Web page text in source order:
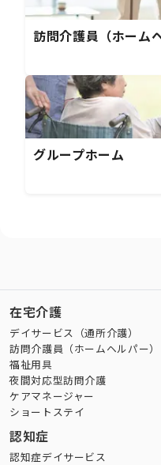
訪問介護員（ホーム
グループホーム
在宅介護
デイサービス（通所介護）
訪問介護員（ホームヘルパー）
福祉用具
夜間対応型訪問介護
ケアマネージャー
ショートステイ
認知症
認知症デイサービス